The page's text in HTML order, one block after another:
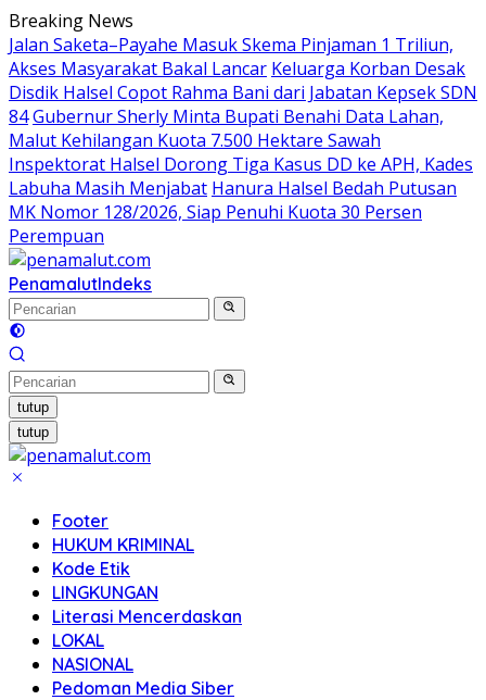
Langsung
ke
konten
Breaking News
Jalan Saketa–Payahe Masuk Skema Pinjaman 1 Triliun,
Akses Masyarakat Bakal Lancar Keluarga Korban Desak
Disdik Halsel Copot Rahma Bani dari Jabatan Kepsek SDN
84Gubernur Sherly Minta Bupati Benahi Data Lahan,
Malut Kehilangan Kuota 7.500 Hektare Sawah
Inspektorat Halsel Dorong Tiga Kasus DD ke APH, Kades
Labuha Masih Menjabat Hanura Halsel Bedah Putusan
MK Nomor 128/2026, Siap Penuhi Kuota 30 Persen
Perempuan
PenamalutIndeks
tutup
tutup
Footer
HUKUM KRIMINAL
Kode Etik
LINGKUNGAN
Literasi Mencerdaskan
LOKAL
NASIONAL
Pedoman Media Siber